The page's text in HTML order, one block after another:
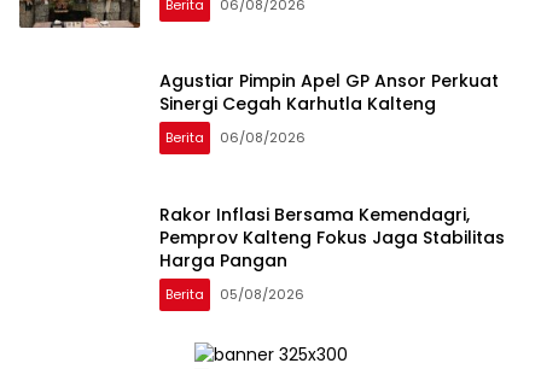
Berita 06/08/2026
Agustiar Pimpin Apel GP Ansor Perkuat
Sinergi Cegah Karhutla Kalteng
Berita 06/08/2026
Rakor Inflasi Bersama Kemendagri,
Pemprov Kalteng Fokus Jaga Stabilitas
Harga Pangan
Berita 05/08/2026